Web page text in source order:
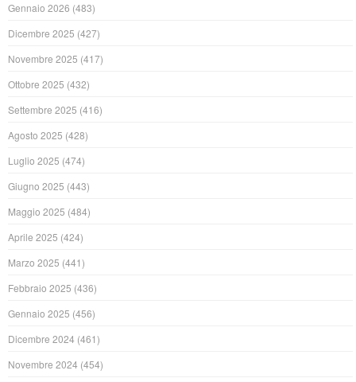
Gennaio 2026 (483)
Dicembre 2025 (427)
Novembre 2025 (417)
Ottobre 2025 (432)
Settembre 2025 (416)
Agosto 2025 (428)
Luglio 2025 (474)
Giugno 2025 (443)
Maggio 2025 (484)
Aprile 2025 (424)
Marzo 2025 (441)
Febbraio 2025 (436)
Gennaio 2025 (456)
Dicembre 2024 (461)
Novembre 2024 (454)